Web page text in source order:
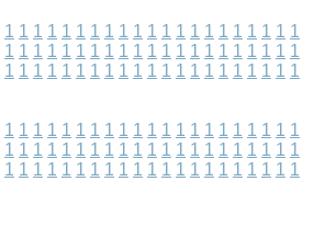
1 1 1 1 1 1 1 1 1 1 1 1 1 1 1 1 1 1 1 1 1
1 1 1 1 1 1 1 1 1 1 1 1 1 1 1 1 1 1 1 1 1
1 1 1 1 1 1 1 1 1 1 1 1 1 1 1 1 1 1 1 1 1
1 1 1 1 1 1 1 1 1 1 1 1 1 1 1 1 1 1 1 1 1
1 1 1 1 1 1 1 1 1 1 1 1 1 1 1 1 1 1 1 1 1
1 1 1 1 1 1 1 1 1 1 1 1 1 1 1 1 1 1 1 1 1